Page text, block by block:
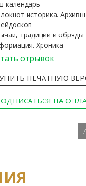
календарь
историка.
традиции и обряды
Хроника
отрывок
ПЕЧАТНУЮ
НА